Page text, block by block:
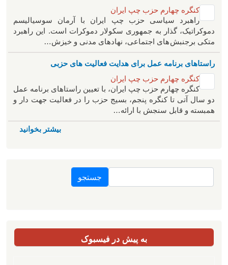
کنگره چهارم حزب چپ ایران
راهبرد سياسی حزب چپ ایران با آرمان سوسیالیسم
دموکراتیک، گذار به جمهوری سکولار دموکرات است. این راهبرد
متکی برجنبش های اجتماعی، نهادهای مدنی و خیزش‌…
راستاهای برنامه عمل برای هدایت فعالیت های حزبی
کنگره چهارم حزب چپ ایران
کنگره چهارم حزب چپ ایران، با تعیین راستاهای برنامه عمل
دو سال آتی تا کنگره پنجم، بسیج حزب را در فعالیت جهت دار و
همبسته و قابل سنجش با ارائه…
بیشتر بخوانید
جستجو
به پیش در فیسبوک